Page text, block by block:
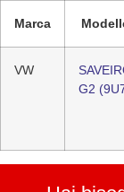
Marca
VW
G2